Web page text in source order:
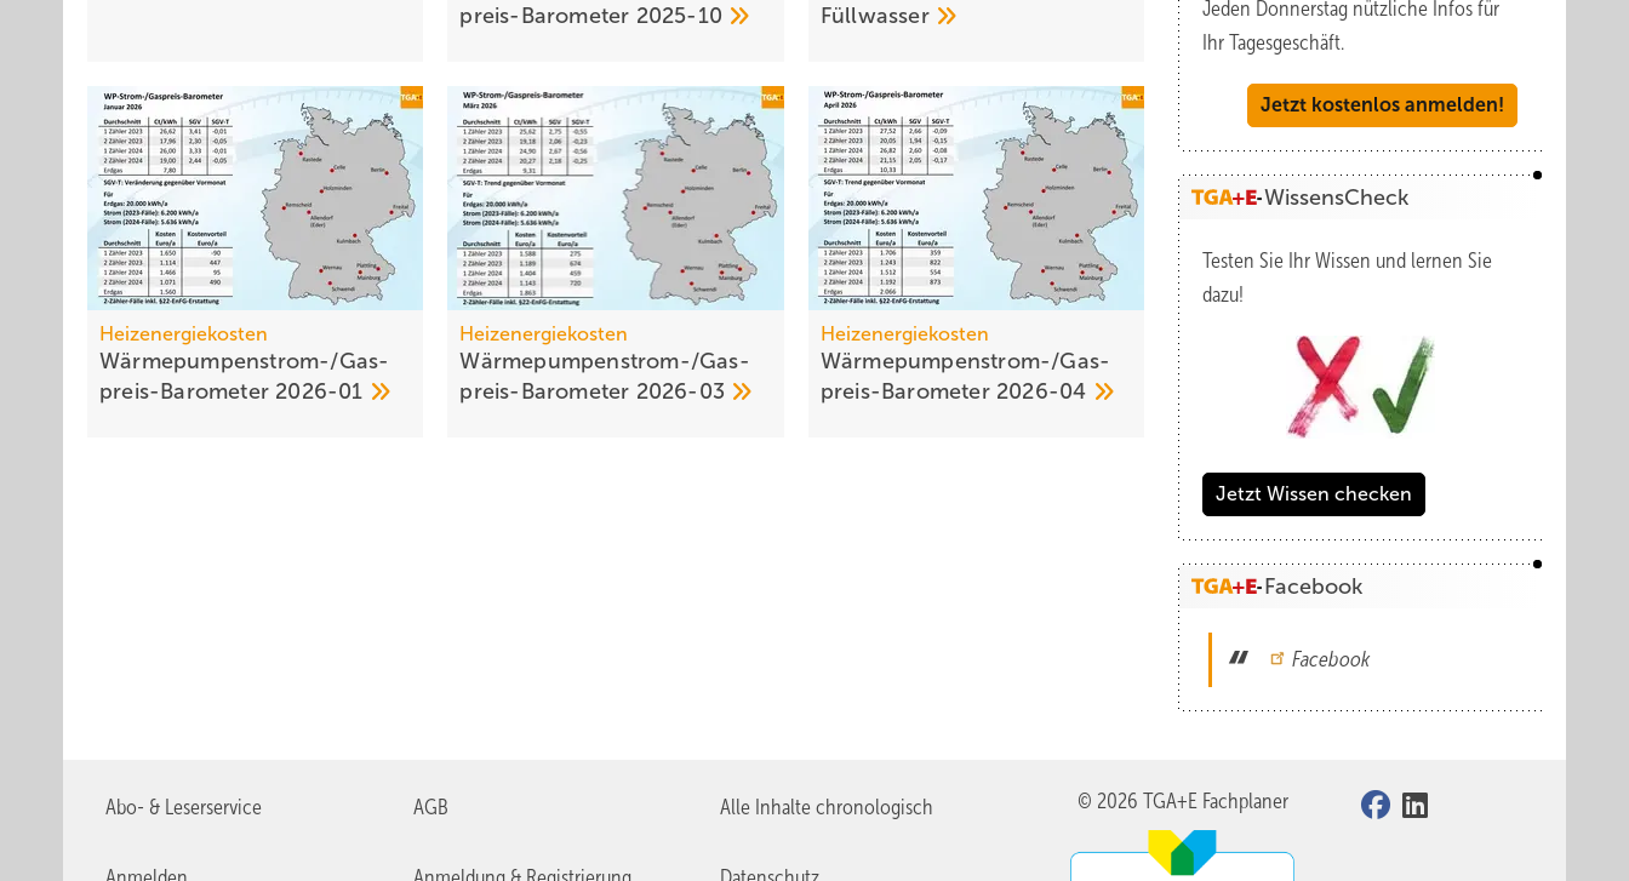
preis-Baro­meter 2025-10
Füllwasser
Heizenergiekosten
Wärmepumpen­strom-/Gas­
preis-Baro­meter 2026-01
Heizenergiekosten
Wärmepumpen­strom-/Gas­
preis-Baro­meter 2026-03
Heizenergiekosten
Wärmepumpen­strom-/Gas­
preis-Baro­meter 2026-04
Jeden Donnerstag nützliche Infos für
Ihr Tagesgeschäft.
Jetzt kostenlos anmelden!
WissensCheck
Testen Sie Ihr Wissen und lernen Sie
dazu!
Jetzt Wissen checken
Facebook
Facebook
Abo- & Leserservice AGB Alle Inhalte chronologisch © 2026 TGA+E Fachplaner